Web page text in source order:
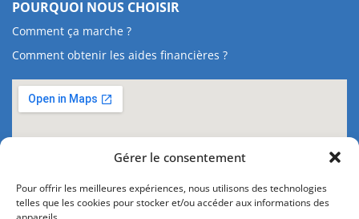
Gérer le consentement
Pour offrir les meilleures expériences, nous utilisons des technologies
telles que les cookies pour stocker et/ou accéder aux informations des
POURQUOI NOUS CHOISIR
Comment ça marche ?
Comment obtenir les aides financières ?